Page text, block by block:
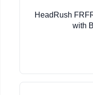
HeadRush
with